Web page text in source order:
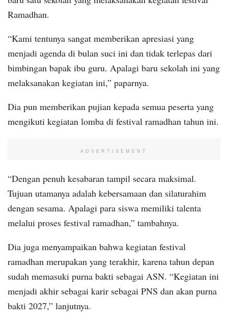
Ramadhan.
“Kami tentunya sangat memberikan apresiasi yang
menjadi agenda di bulan suci ini dan tidak terlepas dari
bimbingan bapak ibu guru. Apalagi baru sekolah ini yang
melaksanakan kegiatan ini,” paparnya.
Dia pun memberikan pujian kepada semua peserta yang
mengikuti kegiatan lomba di festival ramadhan tahun ini.
ADVERTISEMENT
“Dengan penuh kesabaran tampil secara maksimal.
Tujuan utamanya adalah kebersamaan dan silaturahim
dengan sesama. Apalagi para siswa memiliki talenta
melalui proses festival ramadhan,” tambahnya.
Dia juga menyampaikan bahwa kegiatan festival
ramadhan merupakan yang terakhir, karena tahun depan
sudah memasuki purna bakti sebagai ASN. “Kegiatan ini
menjadi akhir sebagai karir sebagai PNS dan akan purna
bakti 2027,” lanjutnya.